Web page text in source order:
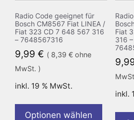
Radio Code geeignet für
Bosch CM8567 Fiat LINEA /
Fiat 323 CD 7 648 567 316
– 7648567316
9,99 € ( 8,39 € ohne
MwSt. )
inkl. 19 % MwSt.
Optionen wählen
Fiat
316
inkl.